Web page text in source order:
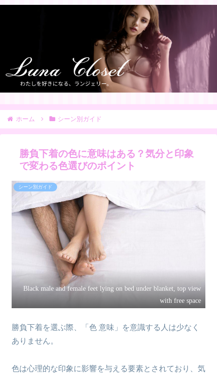
ホーム シーン別ガイド
勝負下着の色に意味はある？気分と印象
で変わる色選びのポイント
シーン別ガイド
Black male and female feet lying on bed under blanket, top view
with free space
勝負下着を選ぶ際、「色 意味」を意識する人は少なく
ありません。
色は心理的な印象に影響を与える要素とされており、気